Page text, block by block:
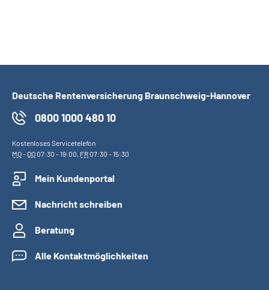
Deutsche Rentenversicherung Braunschweig-Hannover
0800 1000 480 10
Kostenloses Servicetelefon
MO- DO07:30 - 19:00, FR07:30 - 15:30
Mein Kundenportal
Nachricht schreiben
Beratung
Alle Kontaktmöglichkeiten